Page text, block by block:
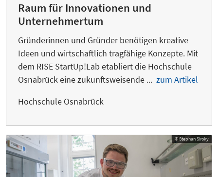
Raum für Innovationen und
Unternehmertum
Gründerinnen und Gründer benötigen kreative
Ideen und wirtschaftlich tragfähige Konzepte. Mit
dem RISE StartUp!Lab etabliert die Hochschule
Osnabrück eine zukunftsweisende ... zum Artikel
Hochschule Osnabrück
© Stephan Siroky